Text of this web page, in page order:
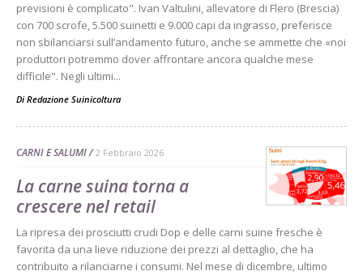
previsioni è complicato". Ivan Valtulini, allevatore di Flero (Brescia)
con 700 scrofe, 5.500 suinetti e 9.000 capi da ingrasso, preferisce
non sbilanciarsi sull’andamento futuro, anche se ammette che «noi
produttori potremmo dover affrontare ancora qualche mese
difficile". Negli ultimi...
Di Redazione Suinicoltura
CARNI E SALUMI 2 Febbraio 2026
La carne suina torna a
crescere nel retail
La ripresa dei prosciutti crudi Dop e delle carni suine fresche è
favorita da una lieve riduzione dei prezzi al dettaglio, che ha
contribuito a rilanciarne i consumi. Nel mese di dicembre, ultimo